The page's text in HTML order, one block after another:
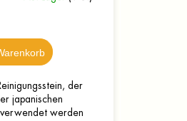
der
japanischen
werden